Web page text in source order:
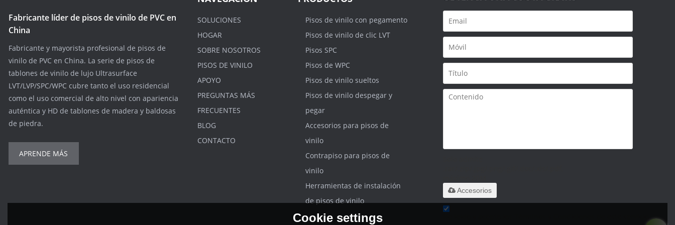
Fabricante líder de pisos de vinilo de PVC en
China
Fabricante y mayorista profesional de pisos de
vinilo de PVC en China. La serie de pisos de
tablones de vinilo de lujo Ultrasurface
LVT/LVP/SPC/WPC cubre tanto el uso residencial
como el uso comercial de alto nivel con apariencia
auténtica y HD de tablones de madera y baldosas
de piedra.
APRENDE MÁS
SOLUCIONES
HOGAR
SOBRE NOSOTROS
PISOS DE VINILO
APOYO
PREGUNTAS MÁS
FRECUENTES
BLOG
CONTACTO
Pisos de vinilo con pegamento
Pisos de vinilo de clic LVT
Pisos SPC
Pisos de WPC
Pisos de vinilo sueltos
Pisos de vinilo despegar y
pegar
Accesorios para pisos de
vinilo
Contrapiso para pisos de
vinilo
Herramientas de instalación
de pisos de vinilo
Accesorios
Cookie settings